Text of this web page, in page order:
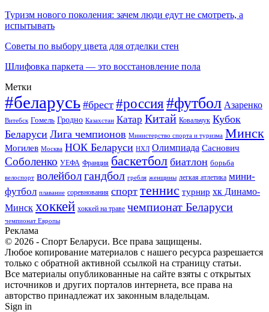
Туризм нового поколения: зачем люди едут не смотреть, а
испытывать
Советы по выбору цвета для отделки стен
Шлифовка паркета — это восстановление пола
Метки
#беларусь #брест #россия#футбол Азаренко
Витебск Гомель Гродно Казахстан Катар Китай Ковальчук Кубок
Беларуси Лига чемпионов Министерство спорта и туризма Минск
Могилев Москва НОК Беларуси НХЛ Олимпиада Саснович
Соболенко УЕФА Франция баскетбол биатлон борьба
велоспорт волейболгандбол гребля женщины легкая атлетика мини-
футбол плавание соревнования спорт теннис турнир хк Динамо-
Минск хоккей хоккей на траве чемпионат Беларуси
чемпионат Европы
Реклама
© 2026 - Спорт Беларуси. Все права защищены.
Любое копирование материалов с нашего ресурса разрешается
только с обратной активной ссылкой на страницу статьи.
Все материалы опубликованные на сайте взяты с открытых
источников и других порталов интернета, все права на
авторство принадлежат их законным владельцам.
Sign in